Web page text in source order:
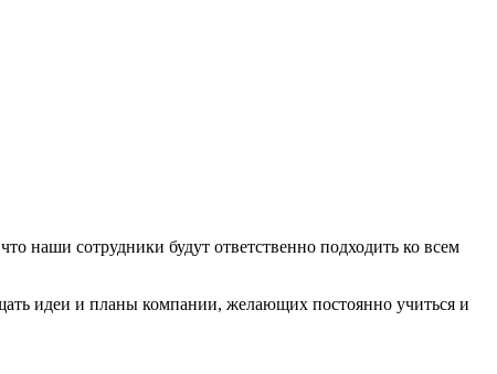
сотрудники будут ответственно подходить ко всем
идеи и планы компании, желающих постоянно учиться и